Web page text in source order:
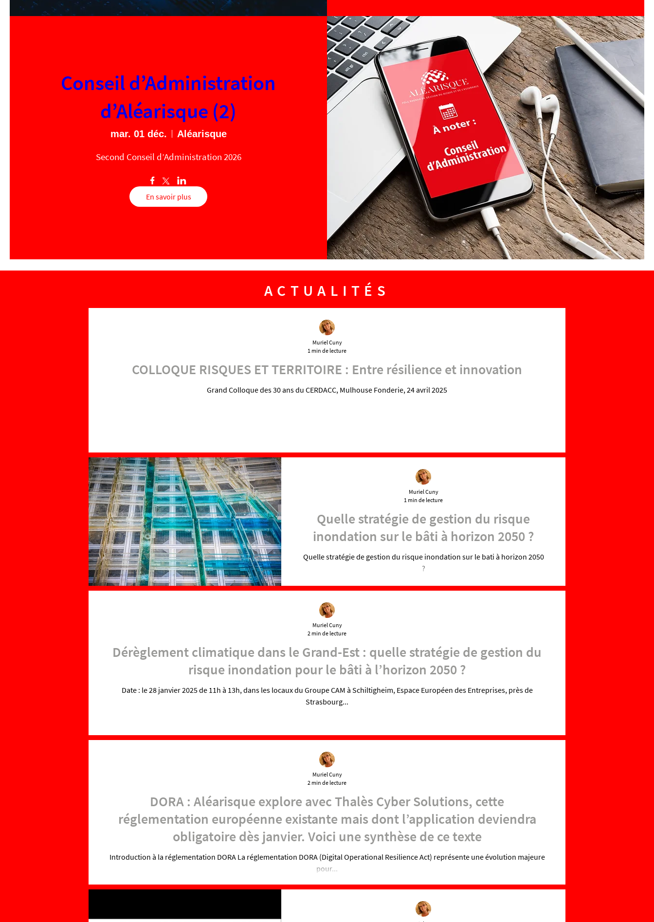
Conseil d’Administration
d’Aléarisque (2)
mar. 01 déc. Aléarisque
Second Conseil d’Administration 2026
En savoir plus
ACTUALITÉS
COLLOQUE RISQUES ET TERRITOIRE : Entre résilience et innovation
Grand Colloque des 30 ans du CERDACC, Mulhouse Fonderie, 24 avril 2025
Muriel Cuny
1 min de lecture
Quelle stratégie de gestion du risque
inondation sur le bâti à horizon 2050 ?
Quelle stratégie de gestion du risque inondation sur le bati à horizon 2050
?
Muriel Cuny
1 min de lecture
Dérèglement climatique dans le Grand-Est : quelle stratégie de gestion du
risque inondation pour le bâti à l’horizon 2050 ?
Date : le 28 janvier 2025 de 11h à 13h, dans les locaux du Groupe CAM à Schiltigheim, Espace Européen des Entreprises, près de
Strasbourg...
Muriel Cuny
2 min de lecture
DORA : Aléarisque explore avec Thalès Cyber Solutions, cette
réglementation européenne existante mais dont l’application deviendra
obligatoire dès janvier. Voici une synthèse de ce texte
Introduction à la réglementation DORA La réglementation DORA (Digital Operational Resilience Act) représente une évolution majeure
pour...
Muriel Cuny
2 min de lecture